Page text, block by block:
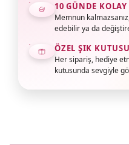
10 GÜNDE
Memnun
edebilir ya da
ÖZEL ŞIK
Her sipariş, hediye
kutusunda sevgiyle